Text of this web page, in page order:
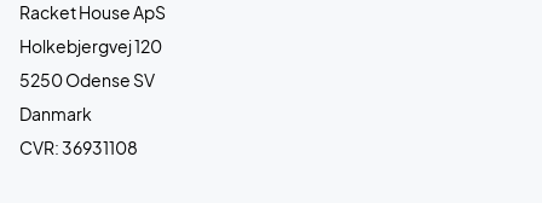
Racket House ApS
Holkebjergvej 120
5250 Odense SV
Danmark
CVR: 36931108